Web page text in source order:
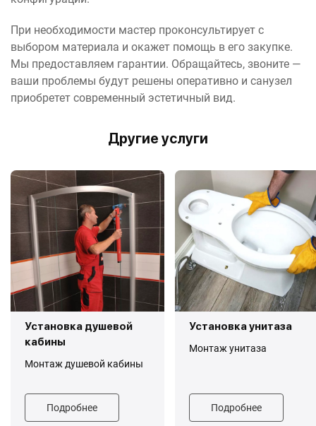
При необходимости мастер проконсультирует с
выбором материала и окажет помощь в его закупке.
Мы предоставляем гарантии. Обращайтесь, звоните —
ваши проблемы будут решены оперативно и санузел
приобретет современный эстетичный вид.
Другие услуги
Установка душевой
кабины
Монтаж душевой кабины
Подробнее
Установка унитаза
Монтаж унитаза
Подробнее